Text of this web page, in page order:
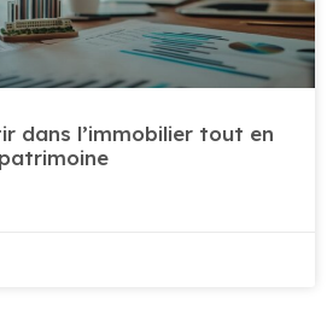
dans l’immobilier tout en